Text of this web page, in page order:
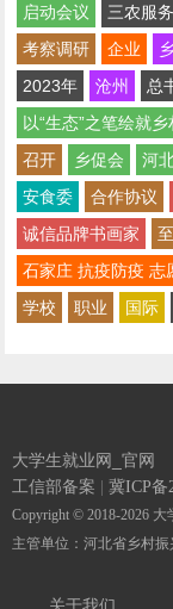
启动会议
三农服
考察调研
企业
2023年
沧州 总
以“生态”之笔绘就
召开
乡促会 河
安食委
合作协议
诚信品牌书画家
石家庄 抗疫防疫 志
学校
职业 国际
大学生就业网_官网
工信部备案 冀ICP备
Copyright © 2018-2026
主管单位：河北省乡村